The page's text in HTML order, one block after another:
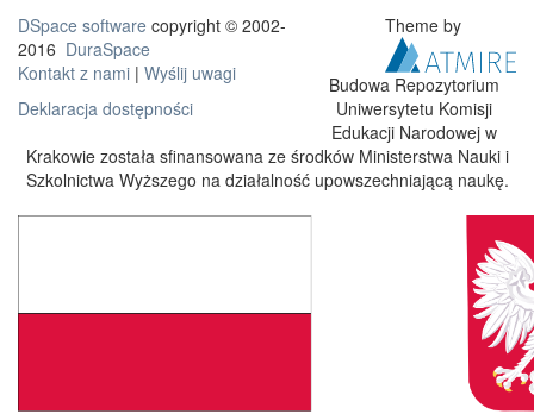
DSpace software copyright © 2002-
2016 DuraSpace
Kontakt z nami | Wyślij uwagi
Deklaracja dostępności
Theme by
Budowa Repozytorium
Uniwersytetu Komisji
Edukacji Narodowej w
Krakowie została sfinansowana ze środków Ministerstwa Nauki i
Szkolnictwa Wyższego na działalność upowszechniającą naukę.